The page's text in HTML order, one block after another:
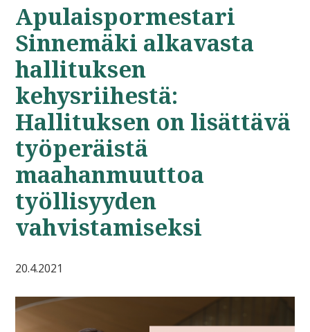
Apulaispormestari
Sinnemäki alkavasta
hallituksen
kehysriihestä:
Hallituksen on lisättävä
työperäistä
maahanmuuttoa
työllisyyden
vahvistamiseksi
20.4.2021